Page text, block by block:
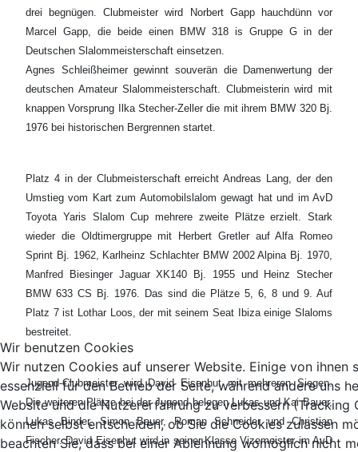
drei begnügen. Clubmeister wird Norbert Gapp hauchdünn vor
Marcel Gapp, die beide einen BMW 318 is Gruppe G in der
Deutschen Slalommeisterschaft einsetzen.
Agnes Schleißheimer gewinnt souverän die Damenwertung der
deutschen Amateur Slalommeisterschaft. Clubmeisterin wird mit
knappen Vorsprung Ilka Stecher-Zeller die mit ihrem BMW 320 Bj.
1976 bei historischen Bergrennen startet.
Platz 4 in der Clubmeisterschaft erreicht Andreas Lang, der den
Umstieg vom Kart zum Automobilslalom gewagt hat und im AvD
Toyota Yaris Slalom Cup mehrere zweite Plätze erzielt. Stark
wieder die Oldtimergruppe mit Herbert Gretler auf Alfa Romeo
Sprint Bj. 1962, Karlheinz Schlachter BMW 2002 Alpina Bj. 1970,
Manfred Biesinger Jaguar XK140 Bj. 1955 und Heinz Stecher
BMW 633 CS Bj. 1976. Das sind die Plätze 5, 6, 8 und 9. Auf
Platz 7 ist Lothar Loos, der mit seinem Seat Ibiza einige Slaloms
bestreitet.
Jugend-Clubmeister wird David Eisenhut mit mehreren Siegen.
Die weiteren Plätze bei der Jugend belegen Lukas und Kai Bauer,
Lukas Binder, Simon Bauer, Roman Schneider und Christian
Fischer. David Eisenhut wird in seiner Klasse Vizemeister im AvD
Wir benutzen Cookies
Wir nutzen Cookies auf unserer Website. Einige von ihnen
essenziell für den Betrieb der Seite, während andere uns
Website und die Nutzererfahrung zu verbessern (Tracking
können selbst entscheiden, ob Sie die Cookies zulassen
beachten Sie, dass bei einer Ablehnung womöglich nicht